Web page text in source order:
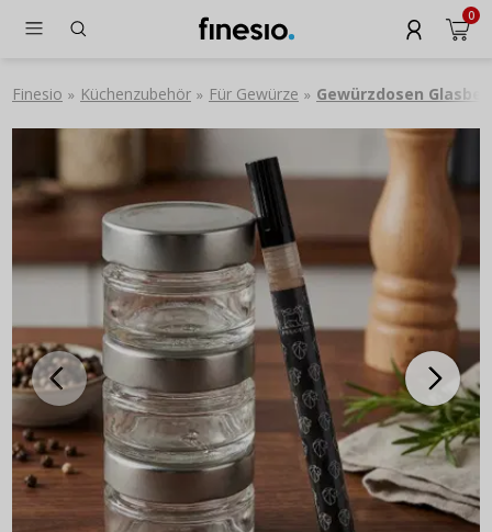
0
Finesio » Küchenzubehör » Für Gewürze » Gewürzdosen